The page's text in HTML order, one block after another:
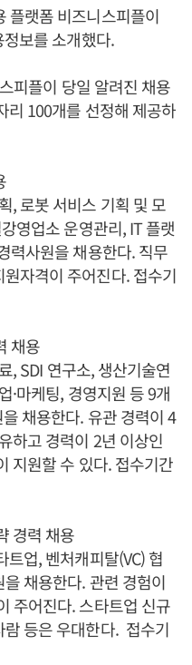
플랫폼 비즈니스피플이
보를 소개했다.
피플이 당일 알려진 채용
리 100개를 선정해 제공하
, 로봇 서비스 기획 및 모
영업소 운영관리, IT 플랫
력사원을 채용한다. 직무
자격이 주어진다. 접수기
채용
, SDI 연구소, 생산기술연
·마케팅, 경영지원 등 9개
채용한다. 유관 경력이 4
하고 경력이 2년 이상인
지원할 수 있다. 접수기간
경력 채용
업, 벤처캐피탈(VC) 협
채용한다. 관련 경험이
주어진다. 스타트업 신규
등은 우대한다. 접수기